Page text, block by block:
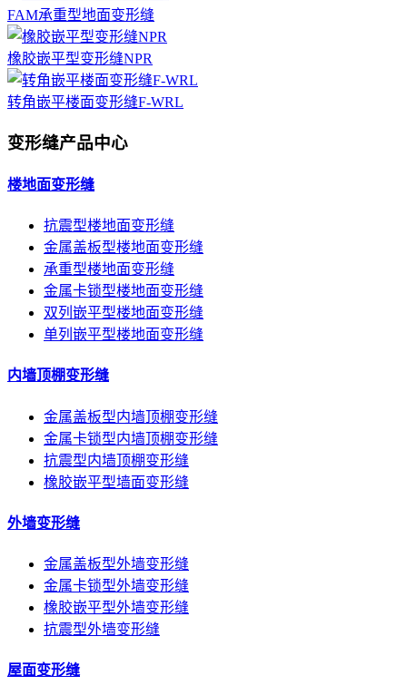
FAM承重型地面变形缝
橡胶嵌平型变形缝NPR
转角嵌平楼面变形缝F-WRL
变形缝产品中心
楼地面变形缝
抗震型楼地面变形缝
金属盖板型楼地面变形缝
承重型楼地面变形缝
金属卡锁型楼地面变形缝
双列嵌平型楼地面变形缝
单列嵌平型楼地面变形缝
内墙顶棚变形缝
金属盖板型内墙顶棚变形缝
金属卡锁型内墙顶棚变形缝
抗震型内墙顶棚变形缝
橡胶嵌平型墙面变形缝
外墙变形缝
金属盖板型外墙变形缝
金属卡锁型外墙变形缝
橡胶嵌平型外墙变形缝
抗震型外墙变形缝
屋面变形缝